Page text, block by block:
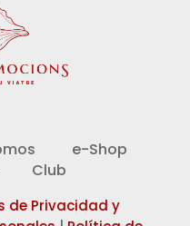
e-Shop
Club
de Privacidad y